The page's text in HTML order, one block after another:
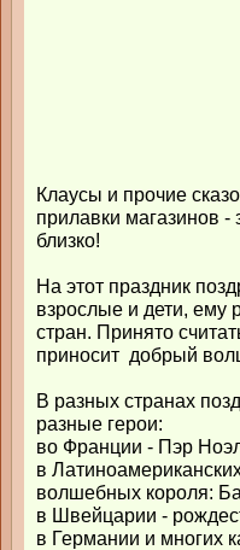
Клаусы и прочие
прилавки магазинов
близко!
На этот праздник
взрослые и дети,
стран. Принято
приносит добрый
В разных странах
разные герои:
во Франции - Пэр
в
волшебных короля:
в Швейцарии -
в Германии и многих